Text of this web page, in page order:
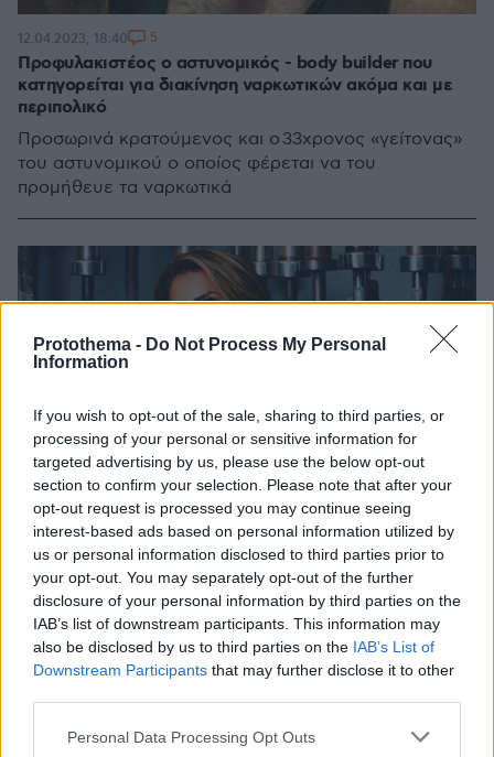
Protothema - Do Not Process My Personal
Information
If you wish to opt-out of the sale, sharing to third parties, or
processing of your personal or sensitive information for
targeted advertising by us, please use the below opt-out
section to confirm your selection. Please note that after your
opt-out request is processed you may continue seeing
interest-based ads based on personal information utilized by
us or personal information disclosed to third parties prior to
your opt-out. You may separately opt-out of the further
disclosure of your personal information by third parties on the
IAB’s list of downstream participants. This information may
also be disclosed by us to third parties on the IAB’s List of
Downstream Participants that may further disclose it to other
Please note that this website/app uses one or more Google
Personal Data Processing Opt Outs
Προφυλακιστέος ο αστυνομικός - body builder που
κατηγορείται για διακίνηση ναρκωτικών ακόμα και με
περιπολικό
Προσωρινά κρατούμενος και ο 33χρονος «γείτονας»
του αστυνομικού ο οποίος φέρεται να του
προμήθευε τα ναρκωτικά
12.04.2023, 18:40 5
15.07.2022, 07:33